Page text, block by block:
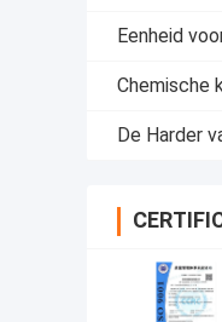
Eenheid
Chemische
De Harder